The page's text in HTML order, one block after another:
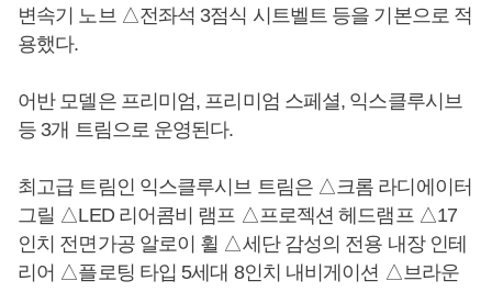
변속기 노브 △전좌석 3점식 시트벨트 등을 기본으로 적
용했다.
어반 모델은 프리미엄, 프리미엄 스페셜, 익스클루시브
등 3개 트림으로 운영된다.
최고급 트림인 익스클루시브 트림은 △크롬 라디에이터
그릴 △LED 리어콤비 램프 △프로젝션 헤드램프 △17
인치 전면가공 알로이 휠 △세단 감성의 전용 내장 인테
리어 △플로팅 타입 5세대 8인치 내비게이션 △브라운